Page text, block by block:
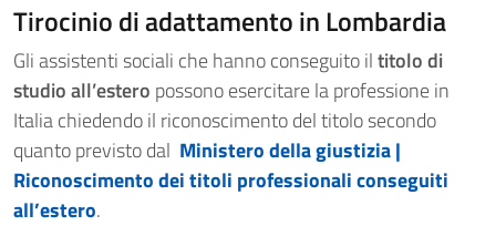
Tirocinio di adattamento in Lombardia
Gli assistenti sociali che hanno conseguito iltitolo di
studio all’estero possono esercitare la professione in
Italia chiedendo il riconoscimento del titolo secondo
quanto previsto dal Ministero della giustizia |
Riconoscimento dei titoli professionali conseguiti
all’estero.